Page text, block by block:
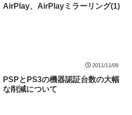
AirPlay、AirPlayミラーリング(1)
2011/11/09
PSPとPS3の機器認証台数の大幅
な削減について